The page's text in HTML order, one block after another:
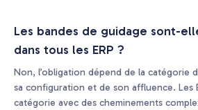
Les bandes de guidage sont-
dans tous les ERP ?
Non, l’obligation dépend de la catégorie
sa configuration et de son affluence. Les
catégorie avec des cheminements